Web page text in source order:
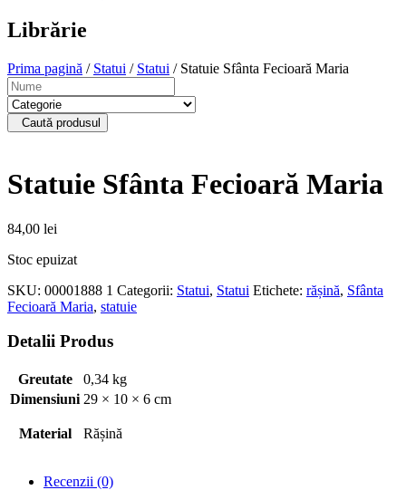
Librărie
Prima pagină / Statui / Statui / Statuie Sfânta Fecioară Maria
Caută produsul
Statuie Sfânta Fecioară Maria
84,00 lei
Stoc epuizat
SKU: 00001888 1 Categorii: Statui, Statui Etichete: rășină, Sfânta
Fecioară Maria, statuie
Detalii Produs
Greutate
0,34 kg
Dimensiuni 29 × 10 × 6 cm
Material Rășină
Recenzii (0)